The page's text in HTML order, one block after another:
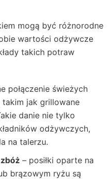
mogą być różnorodne
wartości odżywcze
takich potraw
połączenie świeżych
takim jak grillowane
danie nie tylko
odżywczych,
na talerzu.
– posiłki oparte na
brązowym ryżu są